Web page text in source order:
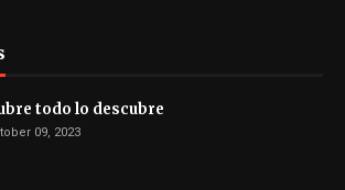
todo lo descubre
09, 2023